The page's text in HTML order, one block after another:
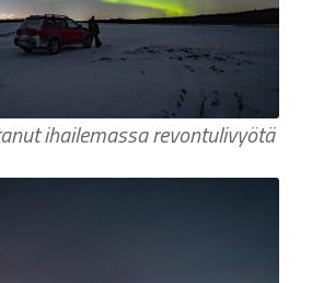
ihailemassa revontulivyötä